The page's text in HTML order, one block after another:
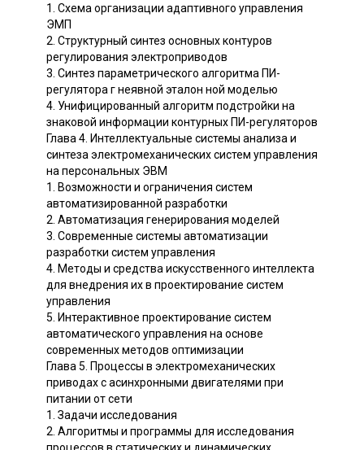
1. Схема организации адаптивного управления
ЭМП
2. Структурный синтез основных контуров
регулирования электроприводов
3. Синтез параметрического алгоритма ПИ-
регулятора г неявной эталон ной моделью
4. Унифицированный алгоритм подстройки на
знаковой информации контурных ПИ-регуляторов
Глава 4. Интеллектуальные системы анализа и
синтеза электромеханических систем управления
на персональных ЭВМ
1. Возможности и ограничения систем
автоматизированной разработки
2. Автоматизация генерирования моделей
3. Современные системы автоматизации
разработки систем управления
4. Методы и средства искусственного интеллекта
для внедрения их в проектирование систем
управления
5. Интерактивное проектирование систем
автоматического управления на основе
современных методов оптимизации
Глава 5. Процессы в электромеханических
приводах с асинхронными двигателями при
питании от сети
1. Задачи исследования
2. Алгоритмы и программы для исследования